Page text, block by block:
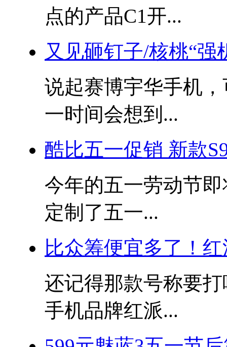
点的产品C1开...
又见砸钉子/核桃“强
说起赛博宇华手机
一时间会想到...
酷比五一促销 新款
今年的五一劳动节
定制了五一...
比众筹便宜多了！
还记得那款号称要
手机品牌红派...